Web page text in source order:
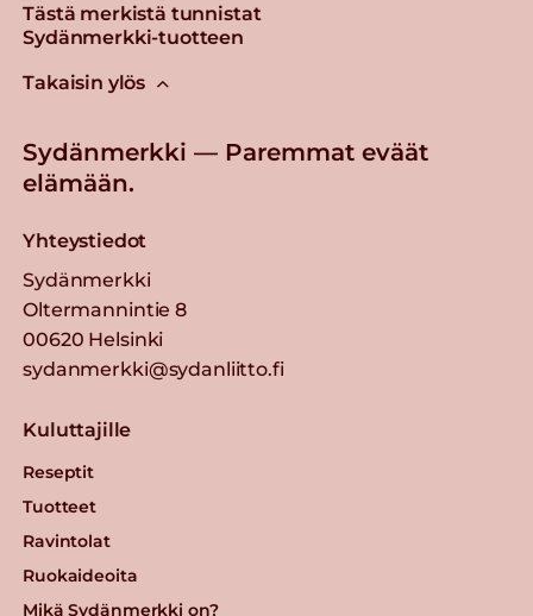
Tästä merkistä tunnistat
Sydänmerkki-tuotteen
Takaisin ylös
Sydänmerkki — Paremmat eväät
elämään.
Yhteystiedot
Sydänmerkki
Oltermannintie 8
00620 Helsinki
sydanmerkki@sydanliitto.fi
Kuluttajille
Reseptit
Tuotteet
Ravintolat
Ruokaideoita
Mikä Sydänmerkki on?